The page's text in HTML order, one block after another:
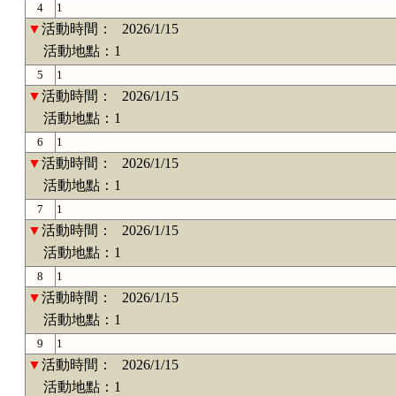
4 1
▼活動時間：
2026/1/15
活動地點：1
5 1
▼活動時間：
2026/1/15
活動地點：1
6 1
▼活動時間：
2026/1/15
活動地點：1
7 1
▼活動時間：
2026/1/15
活動地點：1
8 1
▼活動時間：
2026/1/15
活動地點：1
9 1
▼活動時間：
2026/1/15
活動地點：1